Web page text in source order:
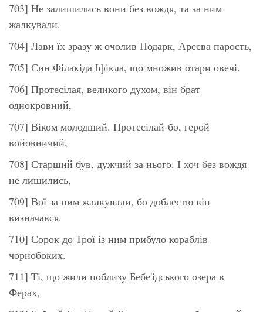
703] Не залишились вони без вождя, та за ним
жалкували.
704] Лави їх зразу ж очолив Подарк, Ареєва парость,
705] Син Філакіда Іфікла, що множив отари овечі.
706] Протесілая, великого духом, він брат
однокровний,
707] Віком молодший. Протесілай-бо, герой
войовничий,
708] Старший був, дужчий за нього. І хоч без вождя
не лишились,
709] Вої за ним жалкували, бо доблестю він
визначався.
710] Сорок до Трої із ним прибуло кораблів
чорнобоких.
711] Ті, що жили поблизу Бебе'ідського озера в
Ферах,